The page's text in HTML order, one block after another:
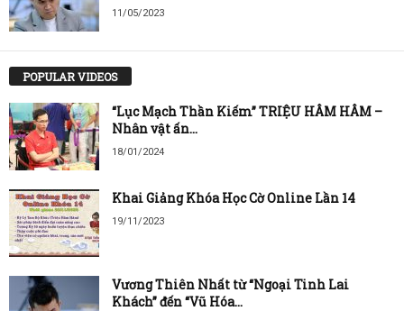
11/05/2023
POPULAR VIDEOS
“Lục Mạch Thần Kiếm” TRIỆU HÂM HÂM –
Nhân vật ấn...
18/01/2024
Khai Giảng Khóa Học Cờ Online Lần 14
19/11/2023
Vương Thiên Nhất từ “Ngoại Tinh Lai
Khách” đến “Vũ Hóa...